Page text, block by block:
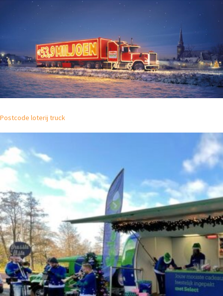
Postcode loterij truck